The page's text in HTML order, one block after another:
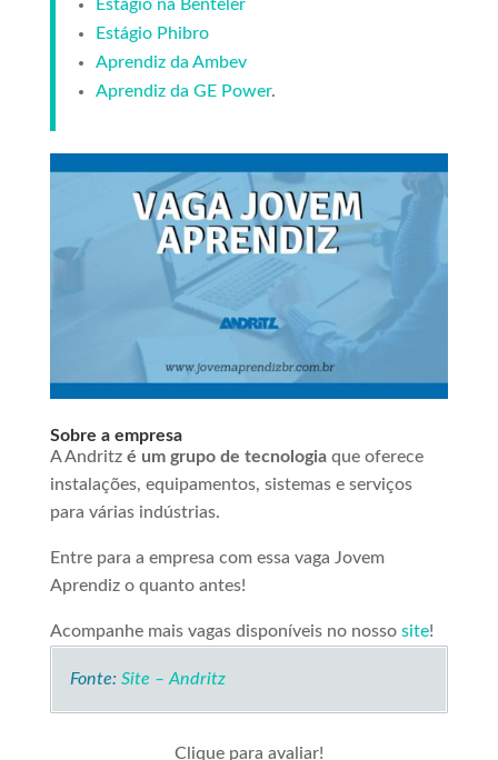
Estágio na Benteler
Estágio Phibro
Aprendiz da Ambev
Aprendiz da GE Power.
Sobre a empresa
A Andritz é um grupo de tecnologiaque oferece
instalações, equipamentos, sistemas e serviços
para várias indústrias.
Entre para a empresa com essa vaga Jovem
Aprendiz o quanto antes!
Acompanhe mais vagas disponíveis no nosso site!
Fonte: Site – Andritz
Clique para avaliar!